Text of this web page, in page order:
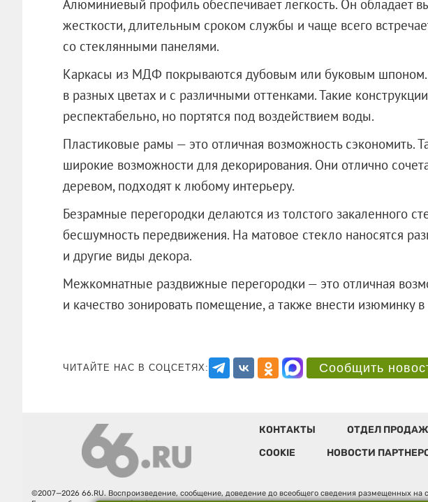
Алюминиевый профиль обеспечивает легкость. Он обладает
жесткости, длительным сроком службы и чаще всего
со стеклянными панелями.
Каркасы из МДФ покрываются дубовым или буковым шпоном.
в разных цветах и с различными оттенками. Такие
респектабельно, но портятся под воздействием воды.
Пластиковые рамы — это отличная возможность сэкономить.
широкие возможности для декорирования. Они отлично
деревом, подходят к любому интерьеру.
Безрамные перегородки делаются из толстого закаленного
бесшумность передвижения. На матовое стекло наносятся
и другие виды декора.
Межкомнатные раздвижные перегородки — это отличная
и качество зонировать помещение, а также внести
ЧИТАЙТЕ НАС В СОЦСЕТЯХ: Сообщить
КОНТАКТЫ ОТДЕЛ ПРОДАЖ
COOKIE
НОВОСТИ
©2007—2026 66.RU. Воспроизведение, сообщение, доведение до всеобщего сведения размещенных